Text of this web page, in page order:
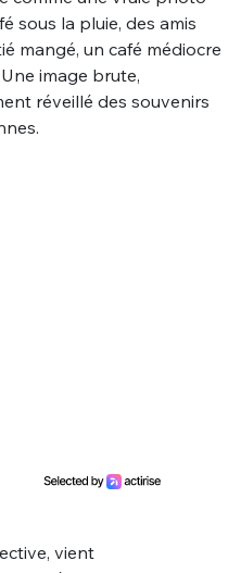
sous la pluie, des amis
mangé, un café médiocre
image brute,
réveillé des souvenirs
vient